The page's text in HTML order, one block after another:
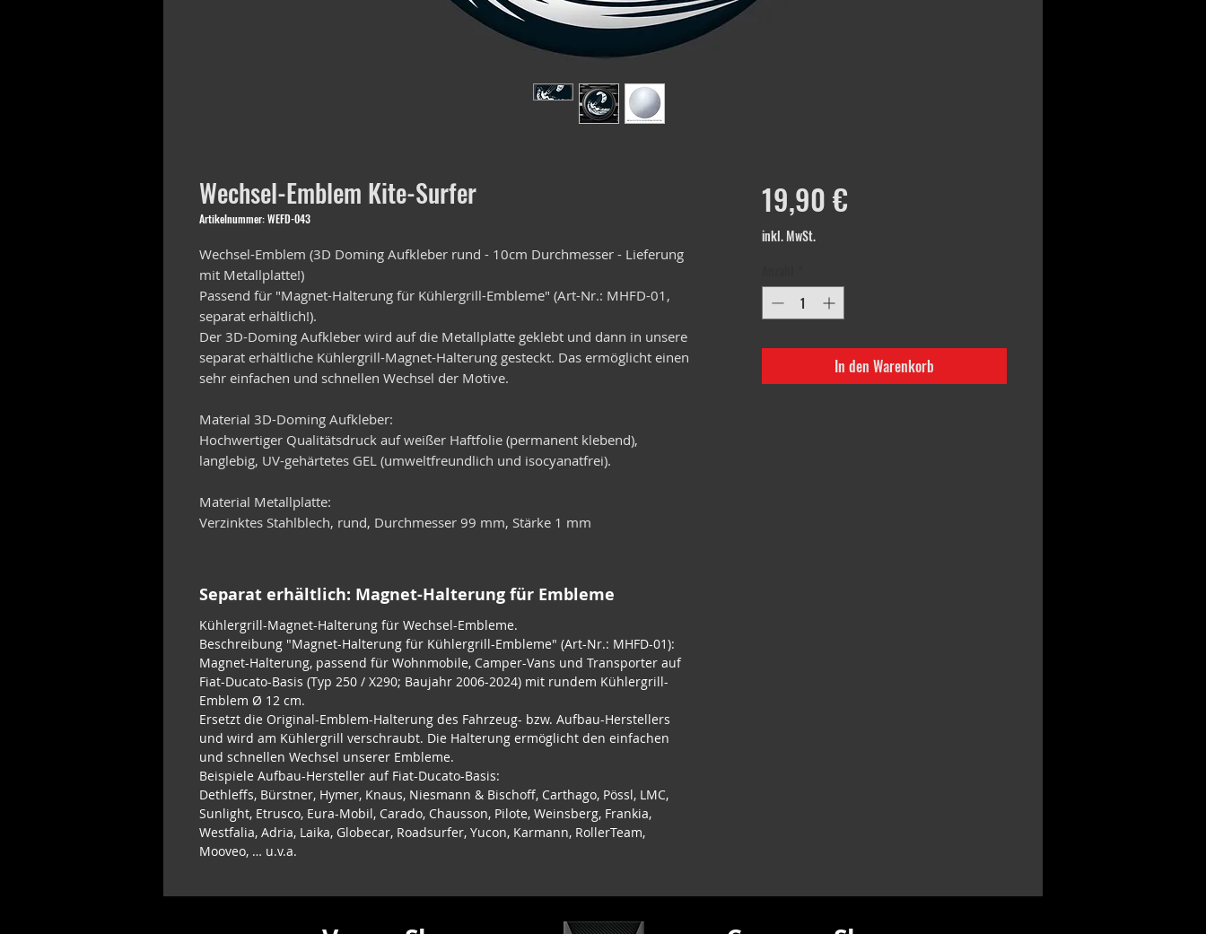
Wechsel-Emblem Kite-Surfer
Artikelnummer: WEFD-043
Wechsel-Emblem (3D Doming Aufkleber rund - 10cm Durchmesser - Lieferung
mit Metallplatte!)
Passend für "Magnet-Halterung für Kühlergrill-Embleme" (Art-Nr.: MHFD-01,
separat erhältlich!).
Der 3D-Doming Aufkleber wird auf die Metallplatte geklebt und dann in unsere
separat erhältliche Kühlergrill-Magnet-Halterung gesteckt. Das ermöglicht einen
sehr einfachen und schnellen Wechsel der Motive.
Material 3D-Doming Aufkleber:
Hochwertiger Qualitätsdruck auf weißer Haftfolie (permanent klebend),
langlebig, UV-gehärtetes GEL (umweltfreundlich und isocyanatfrei).
Material Metallplatte:
Verzinktes Stahlblech, rund, Durchmesser 99 mm, Stärke 1 mm
Separat erhältlich: Magnet-Halterung für Embleme
Kühlergrill-Magnet-Halterung für Wechsel-Embleme.
Beschreibung "Magnet-Halterung für Kühlergrill-Embleme" (Art-Nr.: MHFD-01):
Magnet-Halterung, passend für Wohnmobile, Camper-Vans und Transporter auf
Fiat-Ducato-Basis (Typ 250 / X290; Baujahr 2006-2024) mit rundem Kühlergrill-
Emblem Ø 12 cm.
Ersetzt die Original-Emblem-Halterung des Fahrzeug- bzw. Aufbau-Herstellers
und wird am Kühlergrill verschraubt. Die Halterung ermöglicht den einfachen
und schnellen Wechsel unserer Embleme.
Beispiele Aufbau-Hersteller auf Fiat-Ducato-Basis:
Dethleffs, Bürstner, Hymer, Knaus, Niesmann & Bischoff, Carthago, Pössl, LMC,
Sunlight, Etrusco, Eura-Mobil, Carado, Chausson, Pilote, Weinsberg, Frankia,
Westfalia, Adria, Laika, Globecar, Roadsurfer, Yucon, Karmann, RollerTeam,
Mooveo, … u.v.a.
19,90 €Preis
inkl. MwSt.
In den Warenkorb